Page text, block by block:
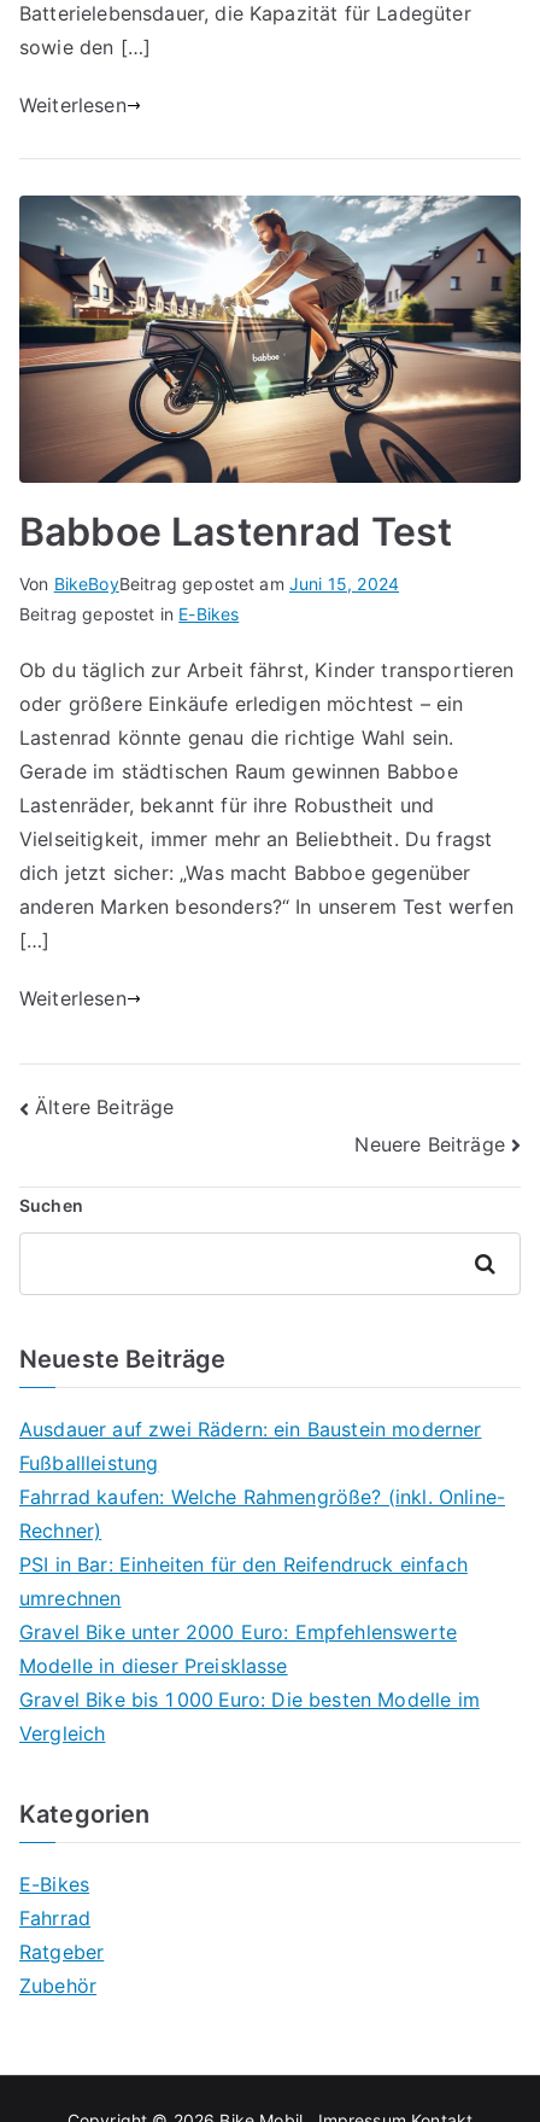
Batterielebensdauer, die Kapazität für Ladegüter
sowie den […]
Weiterlesen
Babboe Lastenrad Test
Von BikeBoyBeitrag gepostet am Juni 15, 2024
Beitrag gepostet in E-Bikes
Ob du täglich zur Arbeit fährst, Kinder transportieren
oder größere Einkäufe erledigen möchtest – ein
Lastenrad könnte genau die richtige Wahl sein.
Gerade im städtischen Raum gewinnen Babboe
Lastenräder, bekannt für ihre Robustheit und
Vielseitigkeit, immer mehr an Beliebtheit. Du fragst
dich jetzt sicher: „Was macht Babboe gegenüber
anderen Marken besonders?“ In unserem Test werfen
[…]
Weiterlesen
Beitragsnavigation
Ältere Beiträge
Neuere Beiträge
Suchen
Suchen
Neueste Beiträge
Ausdauer auf zwei Rädern: ein Baustein moderner
Fußballleistung
Fahrrad kaufen: Welche Rahmengröße? (inkl. Online-
Rechner)
PSI in Bar: Einheiten für den Reifendruck einfach
umrechnen
Gravel Bike unter 2000 Euro: Empfehlenswerte
Modelle in dieser Preisklasse
Gravel Bike bis 1 000 Euro: Die besten Modelle im
Vergleich
Kategorien
E-Bikes
Fahrrad
Ratgeber
Zubehör